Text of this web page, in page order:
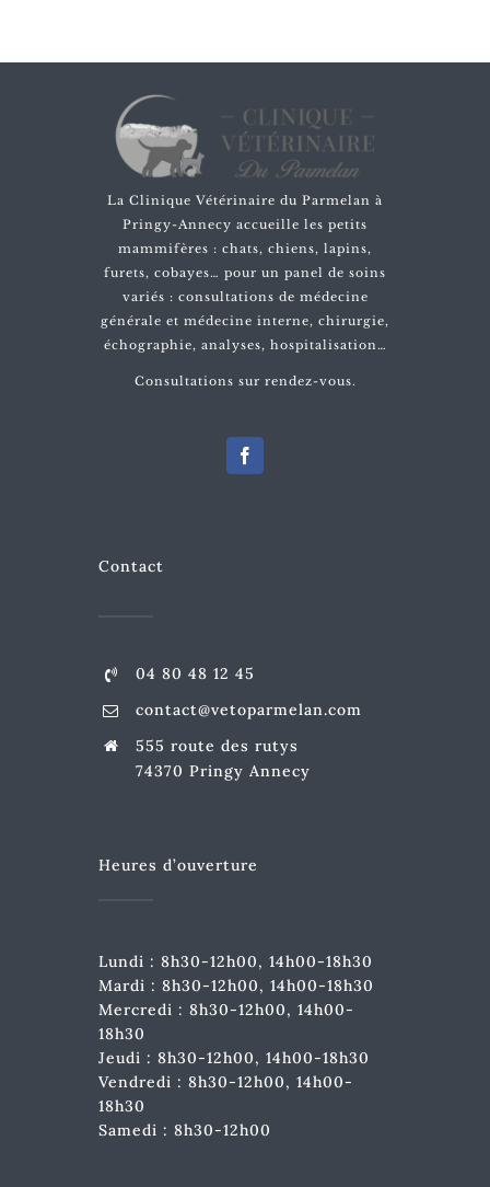
La Clinique Vétérinaire du Parmelan à
Pringy-Annecy accueille les petits
mammifères : chats, chiens, lapins,
furets, cobayes… pour un panel de soins
variés : consultations de médecine
générale et médecine interne, chirurgie,
échographie, analyses, hospitalisation…
Consultations sur rendez-vous.
Contact
04 80 48 12 45
contact@vetoparmelan.com
555 route des rutys
74370 Pringy Annecy
Heures d’ouverture
Lundi : 8h30-12h00, 14h00-18h30
Mardi : 8h30-12h00, 14h00-18h30
Mercredi : 8h30-12h00, 14h00-
18h30
Jeudi : 8h30-12h00, 14h00-18h30
Vendredi : 8h30-12h00, 14h00-
18h30
Samedi : 8h30-12h00